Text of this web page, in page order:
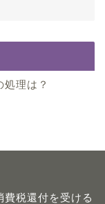
理は？
税還付を受ける